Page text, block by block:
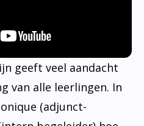
geeft veel aandacht
van alle leerlingen. In
(adjunct-